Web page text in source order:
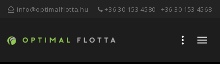
info@optimalflotta.hu +36 30 153 4580 +36 30 153 4568